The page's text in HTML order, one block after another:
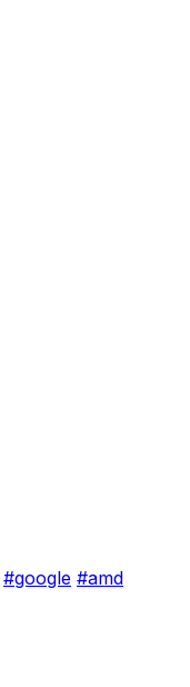
#google #amd